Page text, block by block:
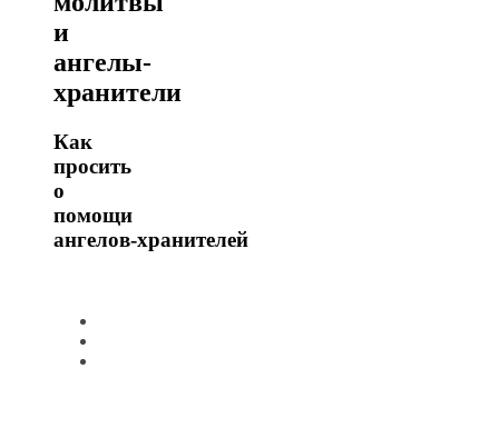
и
ангелы-
хранители
Как
просить
о
помощи
ангелов‑хранителей